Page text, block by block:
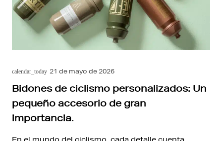
calendar_today 21 de mayo de 2026
Bidones de ciclismo personalizados: Un
pequeño accesorio de gran
importancia.